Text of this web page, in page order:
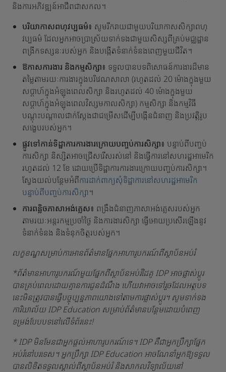
និងការអភិវឌ្ឍន៍អាជីពជាសកល។
បរិយាកាសពហុវប្បធម៌៖ សូមរីករាយជាមួយបរិយាកាសសិក្សាពហុ
វប្បធម៌ ដែលអ្នកអាចប្រាស្រ័យទាក់ទងជាមួយសិស្សពីគ្រប់មជ្ឈដ្ឋាន
ពង្រីកទស្សនៈរបស់អ្នក និងបង្កើតទំនាក់ទំនងពេញមួយជីវិត។
ឱកាសការងារ និងកម្មសិក្សា៖ ទទួលបានបទពិសោធន៍ការងារដ៏មាន
តម្លៃតាមរយៈការងារក្នុងបរិវេណសាលា (រហូតដល់ 20 ម៉ោងក្នុងមួយ
សប្តាហ៍ក្នុងអំឡុងពេលសិក្សា និងរហូតដល់ 40 ម៉ោងក្នុងមួយ
សប្តាហ៍ក្នុងអំឡុងពេលវិស្សមកាលសិក្សា) កម្មសិក្សា និងកម្មវិធី
បណ្តុះបណ្តាលជាក់ស្តែងជាជម្រើសដើម្បីបង្កើនជំនាញ និងប្រវត្តិរូប
សង្ខេបរបស់អ្នក។
ផ្លូវទៅកាន់ទិដ្ឋាការការងារក្រោយបញ្ចប់ការសិក្សា៖ បន្ទាប់ពីបញ្ចប់
ការសិក្សា និស្សិតអាចជ្រើសរើសរស់នៅ និងធ្វើការនៅសហរដ្ឋអាមេរិក
រហូតដល់ 12 ខែ ដោយប្រើទិដ្ឋាការការងារក្រោយបញ្ចប់ការសិក្សា។
ស្វែងយល់បន្ថែមអំពីការដាក់ពាក្យសុំទិដ្ឋាការនៅសហរដ្ឋអាមេរិក
បន្ទាប់ពីបញ្ចប់ការសិក្សា។
ការពន្លិចភាសាអង់គ្លេស៖ ពង្រឹងជំនាញភាសាអង់គ្លេសរបស់អ្នក
តាមរយៈអន្តរកម្មប្រចាំថ្ងៃ និងការងារសិក្សា ធ្វើអោយប្រសើរឡើងនូវ
ទំនាក់ទំនង និងទំនុកចិត្តរបស់អ្នក។
លក្ខខណ្ឌសម្រាប់ការអានព័ត៌មានផ្នែកអាហារូបករណ៍ពីស្ថាប័នអប់រំ
*ព័ត៌មានអាហារូបករណ៍មួយផ្នែកពីស្ថាប័នអប់រំដៃគូ IDP អាចផ្លាស់ប្តូរ
បានគ្រប់ពេលដោយគ្មានការជូនដំណឹង ហើយវាអាចទៅរួចដែលអត្ថបទ
នេះមិនត្រូវបានធ្វើបច្ចុប្បន្នភាពយោងទៅតាមការផ្លាស់ប្តូរ។ សូមទាក់ទង
ការិយាល័យ IDP Education សម្រាប់ព័ត៌មានបន្ថែមដោយបំពេញ
ទម្រង់បែបបទនៅលើទំព័រនេះ!
* IDP មិនមែនជាអ្នកផ្តល់អាហារូបករណ៍ទេ។ IDP គឺជាអ្នកប្រឹក្សាផ្នែក
អប់រំនៅបរទេស។ អ្នកប្រឹក្សា IDP Education អាចណែនាំអ្នកឱ្យទទួល
បានលិខិតទទួលស្គាល់ពីស្ថាប័នអប់រំ និងសាកលវិទ្យាល័យនៅ